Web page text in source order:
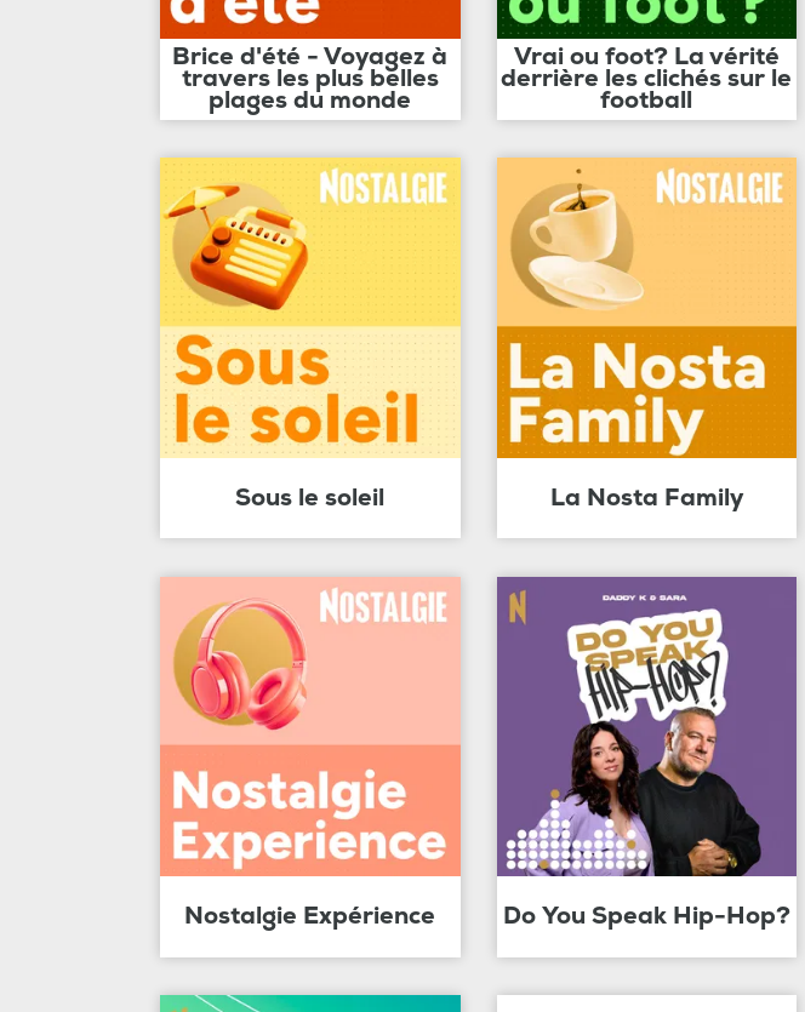
Brice d'été - Voyagez à
travers les plus belles
plages du monde
Vrai ou foot? La vérité
derrière les clichés sur le
football
Sous le soleil La Nosta Family
Nostalgie Expérience Do You Speak Hip-Hop?